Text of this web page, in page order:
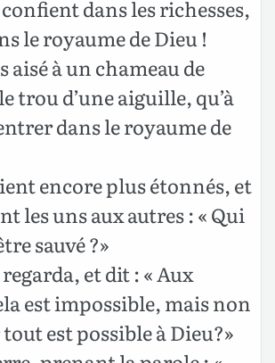
dans les richesses,
le royaume de Dieu !
aisé à un chameau de
trou d’une aiguille, qu’à
dans le royaume de
encore plus étonnés, et
les uns aux autres : « Qui
sauvé ?»
regarda, et dit : « Aux
est impossible, mais non
est possible à Dieu?»